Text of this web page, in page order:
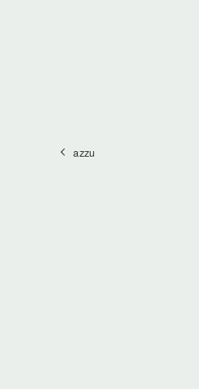
azzu